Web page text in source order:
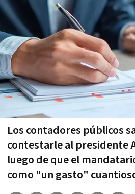
Los contadores públicos
contestarle al presidente
luego de que el
como "un gasto"